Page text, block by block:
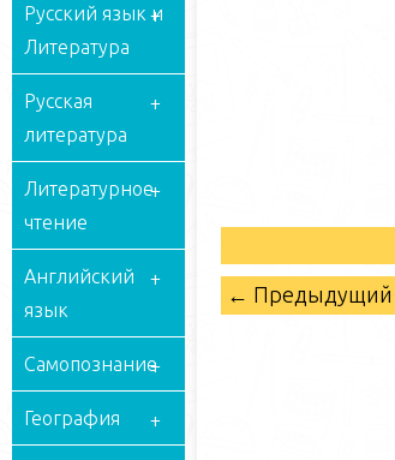
Русский язык и
Литература
Русская
литература
Литературное
чтение
Английский
язык
Самопознание
География
← Предыдущий